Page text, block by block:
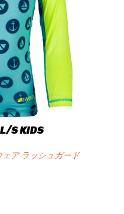
S KIDS
ア ラッシュガード